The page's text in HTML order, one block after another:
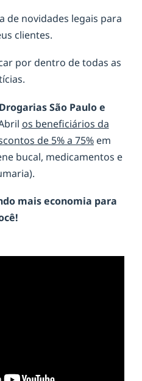
de novidades legais para
clientes.
por dentro de todas as
Drogarias São Paulo e
os beneficiários da
de 5% a 75% em
bucal, medicamentos e
mais economia para